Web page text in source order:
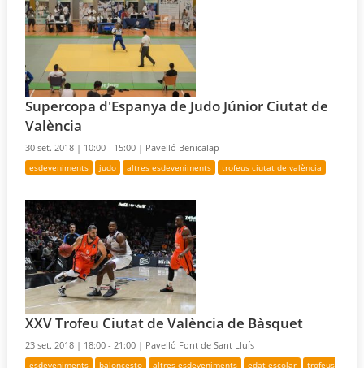
Supercopa d'Espanya de Judo Júnior Ciutat de
València
30 set. 2018 | 10:00 - 15:00 | Pavelló Benicalap
esdeveniments judo altres esdeveniments trofeus ciutat de valència
XXV Trofeu Ciutat de València de Bàsquet
23 set. 2018 | 18:00 - 21:00 | Pavelló Font de Sant Lluís
esdeveniments baloncesto altres esdeveniments edat escolar trofeus